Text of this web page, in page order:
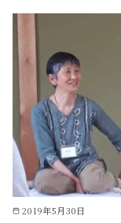
2019年5月30日